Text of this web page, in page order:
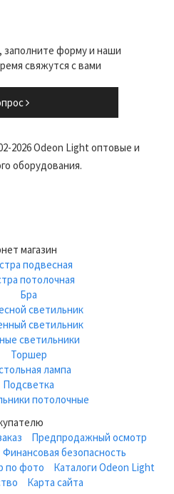
заполните форму и наши
свяжутся с вами
2026 Odeon Light оптовые и
оборудования.
магазин
подвесная
потолочная
Бра
светильник
светильник
светильники
Торшер
лампа
Подсветка
потолочные
Предпродажный осмотр
Финансовая безопасность
по фото
Каталоги Odeon Light
Карта сайта